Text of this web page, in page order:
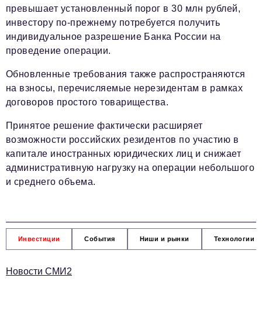
превышает установленный порог в 30 млн рублей,
инвестору по-прежнему потребуется получить
индивидуальное разрешение Банка России на
проведение операции.
Обновленные требования также распространяются
на взносы, перечисляемые нерезидентам в рамках
договоров простого товарищества.
Принятое решение фактически расширяет
возможности российских резидентов по участию в
капитале иностранных юридических лиц и снижает
административную нагрузку на операции небольшого
и среднего объема.
Инвестиции События Ниши и рынки Технологии
Новости СМИ2